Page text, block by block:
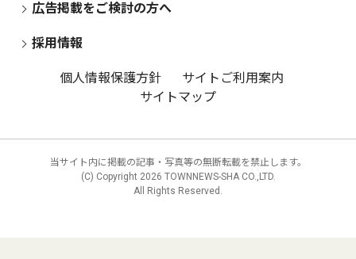
広告掲載をご検討の方へ
採用情報
個人情報保護方針
サイトご利用案内
サイトマップ
当サイト内に掲載の記事・写真等の無断転載を禁止します。
(C) Copyright 2026 TOWNNEWS-SHA CO.,LTD.
All Rights Reserved.